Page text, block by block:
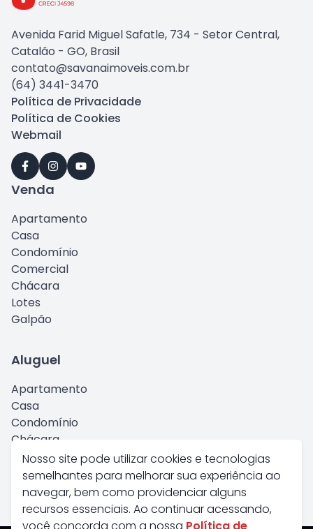
Nosso site pode utilizar cookies e tecnologias
semelhantes para melhorar sua experiência ao
navegar, bem como providenciar alguns
recursos essenciais. Ao continuar acessando,
Avenida Farid Miguel Safatle, 734 - Setor Central,
Catalão - GO, Brasil
contato@savanaimoveis.com.br
(64) 3441-3470
Política de Privacidade
Política de Cookies
Webmail
Venda
Apartamento
Casa
Condomínio
Comercial
Chácara
Lotes
Galpão
Aluguel
Apartamento
Casa
Condomínio
Chácara
Comercial
Kitnet
Galpão